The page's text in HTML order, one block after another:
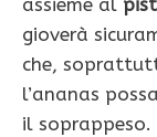
assieme al
gioverà
che,
l’ananas
il soprappeso.